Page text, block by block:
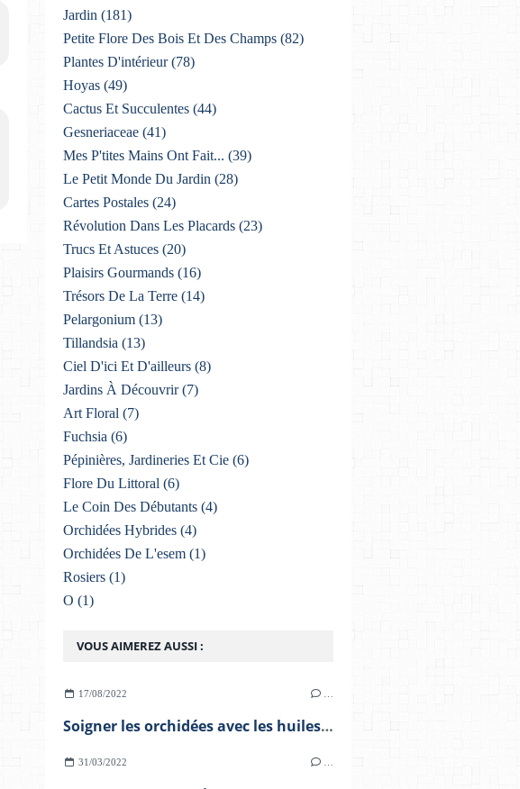
VOUS AIMEREZ AUSSI :
17/08/2022
Soigner les orchidées avec les huiles essentielles
31/03/2022
Jardin (181)
Petite Flore Des Bois Et Des Champs (82)
Plantes D'intérieur(78)
Hoyas (49)
Cactus Et Succulentes (44)
Gesneriaceae (41)
Mes P'tites Mains Ont Fait... (39)
Le Petit Monde Du Jardin (28)
Cartes Postales (24)
Révolution Dans Les Placards (23)
Trucs Et Astuces (20)
Plaisirs Gourmands (16)
Trésors De La Terre (14)
Pelargonium (13)
Tillandsia (13)
Ciel D'ici Et D'ailleurs (8)
Jardins À Découvrir(7)
Art Floral (7)
Fuchsia (6)
Pépinières, Jardineries Et Cie (6)
Flore Du Littoral (6)
Le Coin Des Débutants (4)
Orchidées Hybrides (4)
Orchidées De L'esem (1)
Rosiers (1)
O (1)